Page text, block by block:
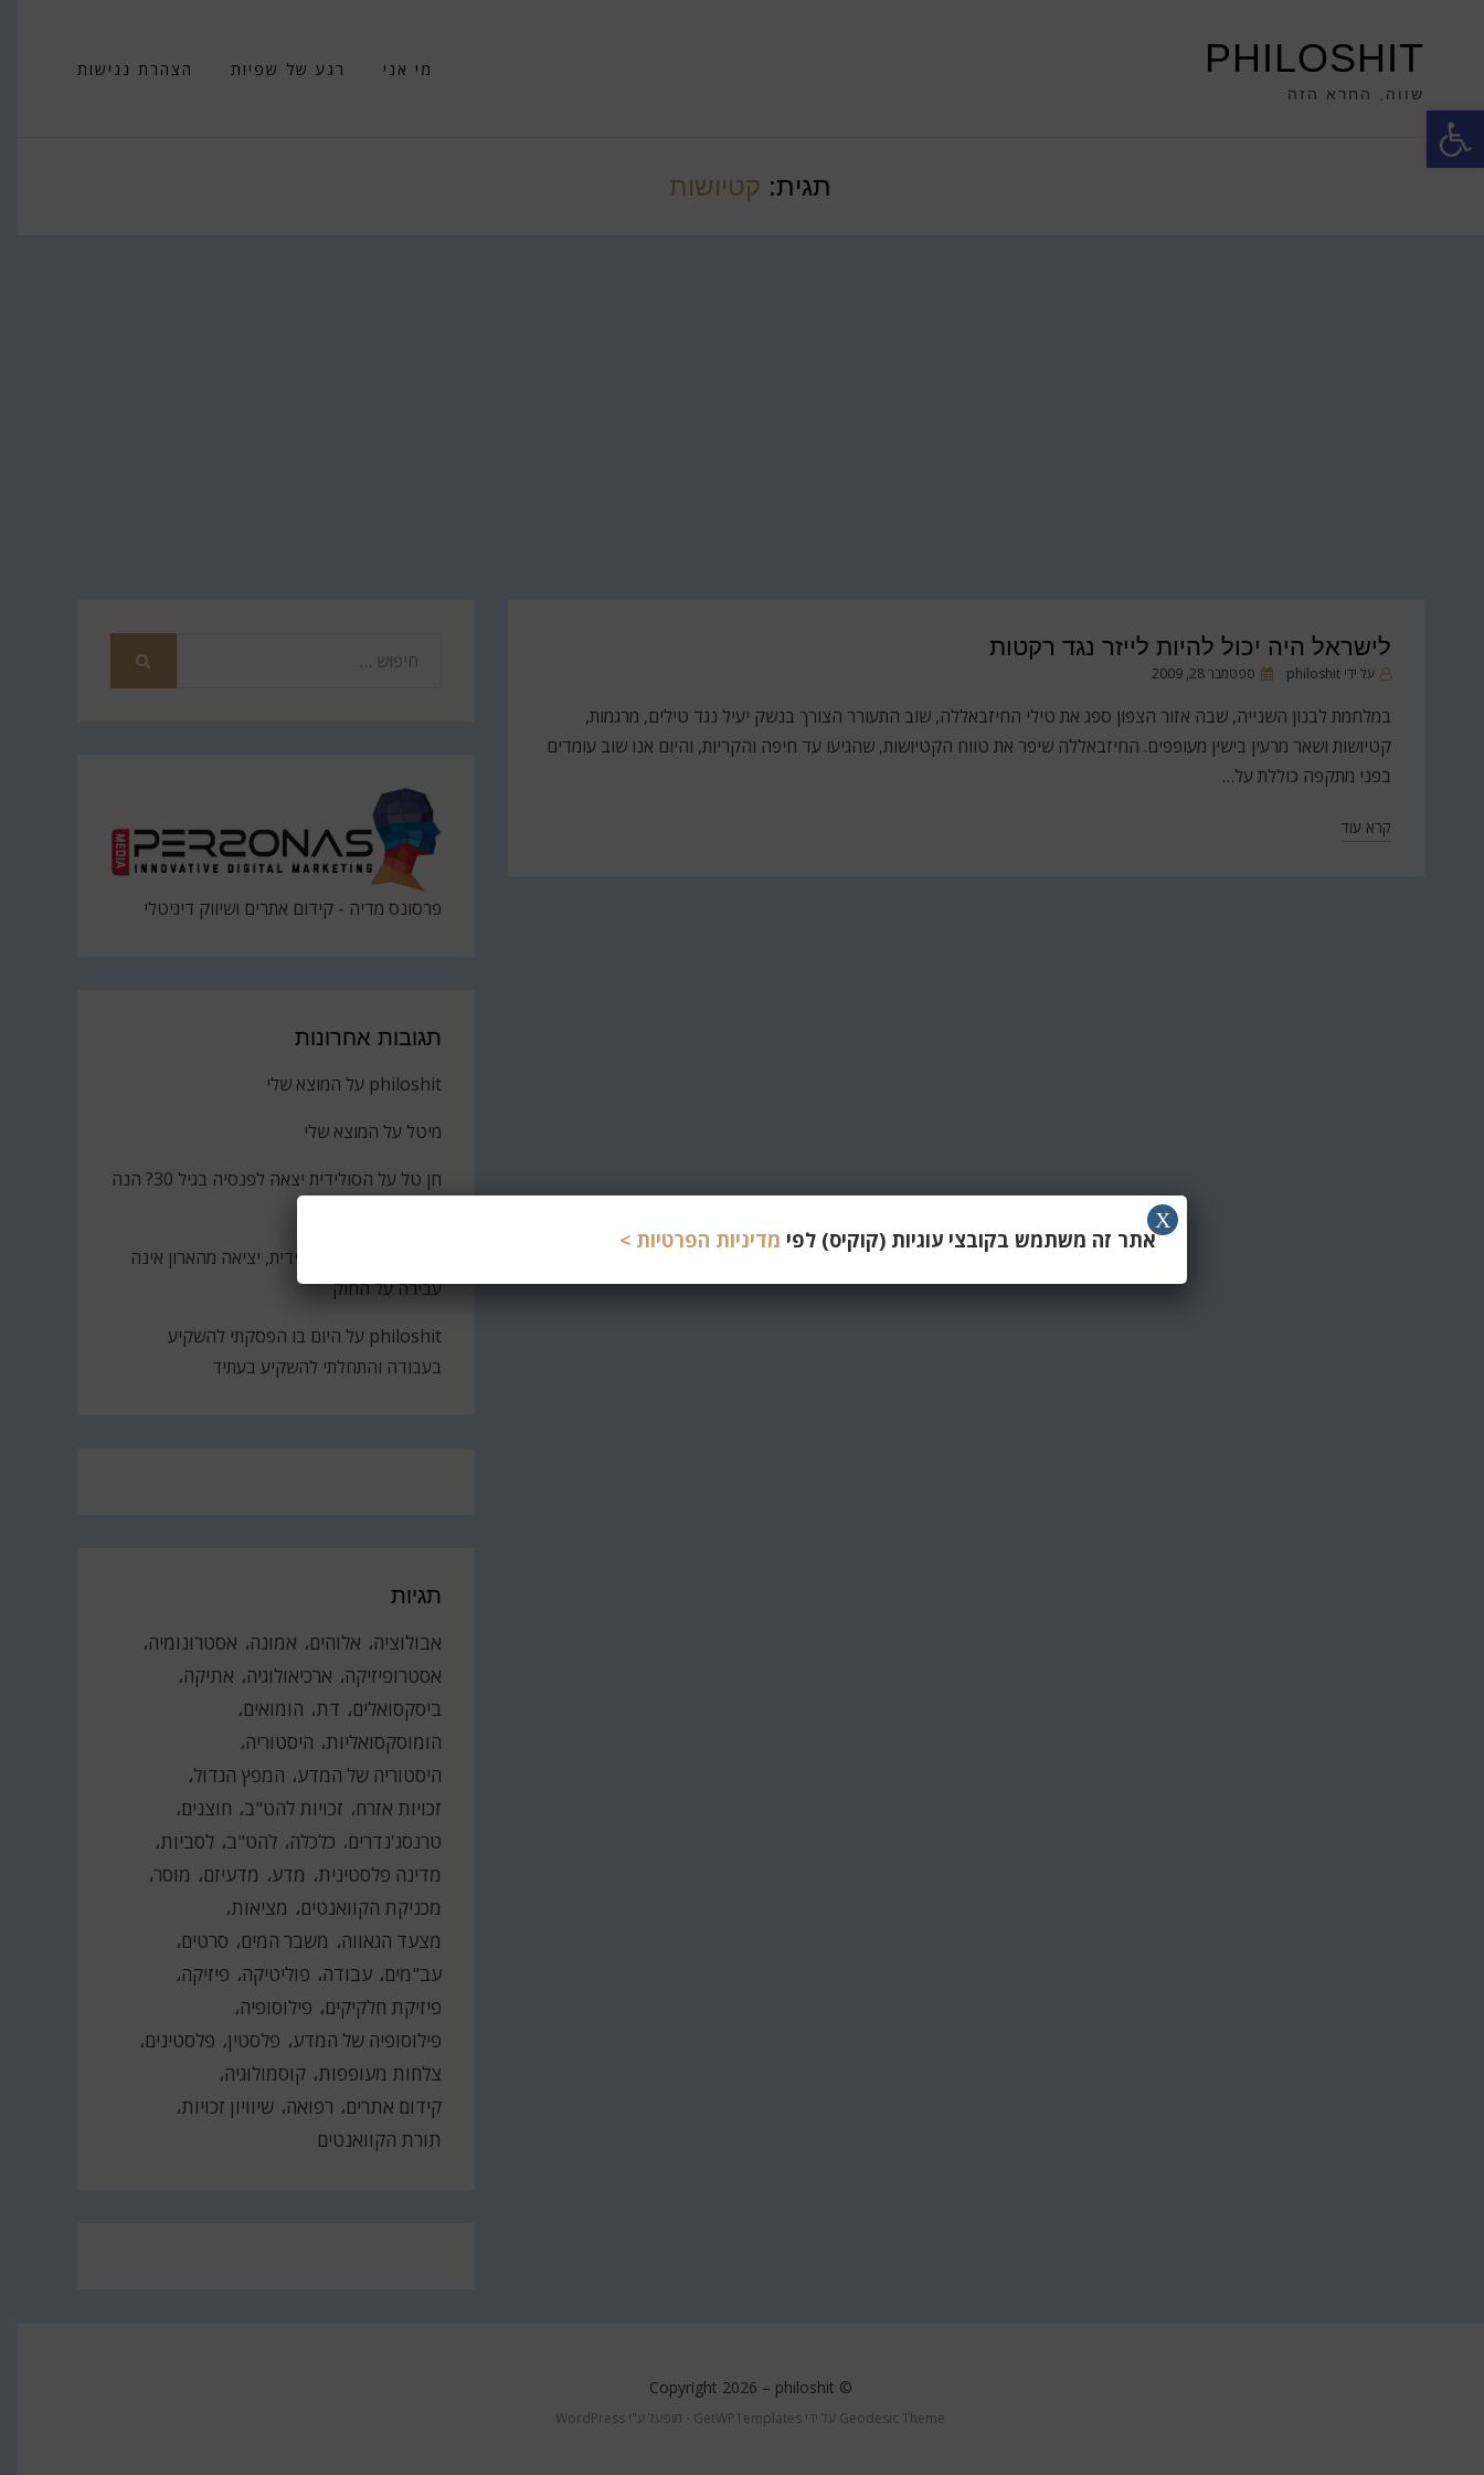
פתח סרגל נגישות
PHILOSHIT
שווה, החרא הזה
מי אני רגע של שפיות הצהרת נגישות
תגית: קטיושות
לישראל היה יכול להיות לייזר נגד רקטות
על ידיphiloshit
פורסםספטמבר 28, 2009
במלחמת לבנון השנייה, שבה אזור הצפון ספג את טילי החיזבאללה, שוב התעורר הצורך בנשק יעיל נגד טילים, מרגמות,
קטיושות ושאר מרעין בישין מעופפים. החיזבאללה שיפר את טווח הקטיושות, שהגיעו עד חיפה והקריות, והיום אנו שוב עומדים
בפני מתקפה כוללת על…
קרא עוד
פרסונס מדיה - קידום אתרים ושיווק דיגיטלי
תגובות אחרונות
philoshit על המוצא שלי
מיטל על המוצא שלי
חן טל על
הסולידית יצאה לפנסיה בגיל 30? הנה
גבירתי הסולידית, יציאה מהארון אינה
עבירה על החוק
philoshit על היום בו הפסקתי להשקיע
בעבודה והתחלתי להשקיע בעתיד
תגיות
אבולוציה אלוהים אמונה
אסטרונומיה
אסטרופיזיקה
ארכיאולוגיה
אתיקה
ביסקסואלים
דת הומואים
הומוסקסואליות היסטוריה
היסטוריה של המדע המפץ הגדול
זכויות אזרח
זכויות להט"ב חוצנים
טרנסג'נדרים
כלכלה להט"ב לסביות
מדינה פלסטינית
מדע מדעיזם
מוסר
מכניקת הקוואנטים
מציאות
מצעד הגאווה
משבר המים
סרטים
עב"מים עבודה פוליטיקה
פיזיקה
פיזיקת חלקיקים
פילוסופיה
פילוסופיה של המדע פלסטין פלסטינים
צלחות מעופפות קוסמולוגיה
קידום אתרים
רפואה שיוויון זכויות
תורת הקוואנטים
© Copyright 2026 –
philoshit
Geodesic Theme על ידי GetWPTemplates מופעל ע"י WordPress
אתר זה משתמש בקובצי עוגיות (קוקיס) לפי מדיניות הפרטיות >
X